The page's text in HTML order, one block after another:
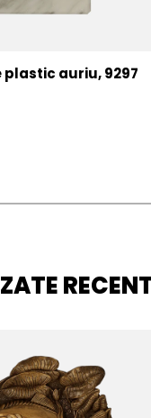
plastic auriu, 9297